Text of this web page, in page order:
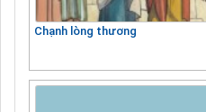
Chạnh lòng thương